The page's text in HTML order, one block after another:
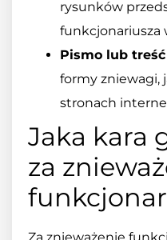
rysunków
funkcjonariusza
Pismo lub
formy zniewagi,
stronach
Jaka kara
za